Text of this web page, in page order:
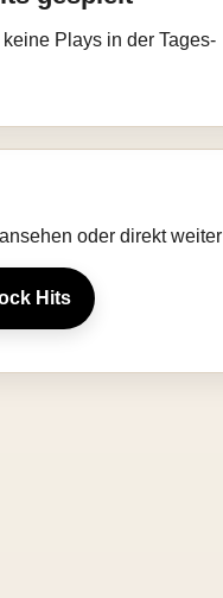
Plays in der Tages-
ansehen oder direkt weiter
Hits